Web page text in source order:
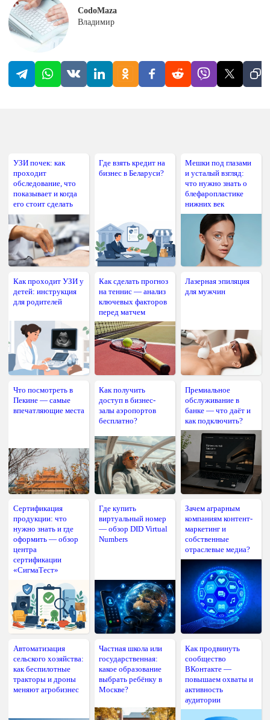
CodoMaza
Владимир
УЗИ почек: как
проходит
обследование, что
показывает и когда
его стоит сделать
Где взять кредит на
бизнес в Беларуси?
Мешки под глазами
и усталый взгляд:
что нужно знать о
блефаропластике
нижних век
Как проходит УЗИ у
детей: инструкция
для родителей
Как сделать прогноз
на теннис — анализ
ключевых факторов
перед матчем
Лазерная эпиляция
для мужчин
Что посмотреть в
Пекине — самые
впечатляющие места
Как получить
доступ в бизнес-
залы аэропортов
бесплатно?
Премиальное
обслуживание в
банке — что даёт и
как подключить?
Сертификация
продукции: что
нужно знать и где
оформить — обзор
центра
сертификации
«СигмаТест»
Где купить
виртуальный номер
— обзор DID Virtual
Numbers
Зачем аграрным
компаниям контент-
маркетинг и
собственные
отраслевые медиа?
Автоматизация
сельского хозяйства:
как беспилотные
тракторы и дроны
меняют агробизнес
Частная школа или
государственная:
какое образование
выбрать ребёнку в
Москве?
Как продвинуть
сообщество
ВКонтакте —
повышаем охваты и
активность
аудитории